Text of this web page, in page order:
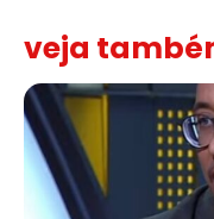
veja
Solidariedade ao